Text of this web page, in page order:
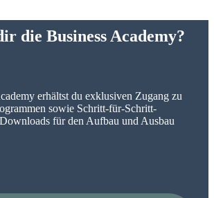
die Business Academy?
erhältst du exklusiven Zugang zu
sowie Schritt-für-Schritt-
für den Aufbau und Ausbau